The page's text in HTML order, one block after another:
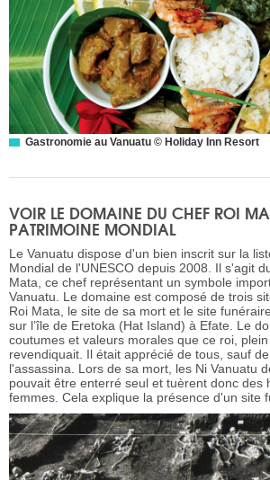
Gastronomie au Vanuatu © Holiday Inn Resort
VOIR LE DOMAINE DU CHEF ROI
PATRIMOINE MONDIAL
Le Vanuatu dispose d'un bien inscrit sur la
Mondial de l'UNESCO depuis 2008. Il s'agit
Mata, ce chef représentant un symbole
Vanuatu. Le domaine est composé de trois
Roi Mata, le site de sa mort et le site
sur l’île de Eretoka (Hat Island) à Efate. Le
coutumes et valeurs morales que ce roi, plein
revendiquait. Il était apprécié de tous, sauf
l'assassina. Lors de sa mort, les Ni Vanuatu
pouvait être enterré seul et tuèrent donc des
femmes. Cela explique la présence d'un site